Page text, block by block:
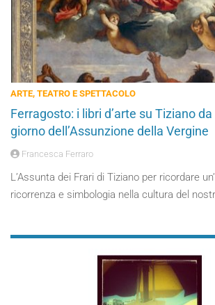
ARTE, TEATRO E SPETTACOLO
Ferragosto: i libri d’arte su Tiziano da
giorno dell’Assunzione della Vergine
Francesca Ferraro
L’Assunta dei Frari di Tiziano per ricordare
ricorrenza e simbologia nella cultura del